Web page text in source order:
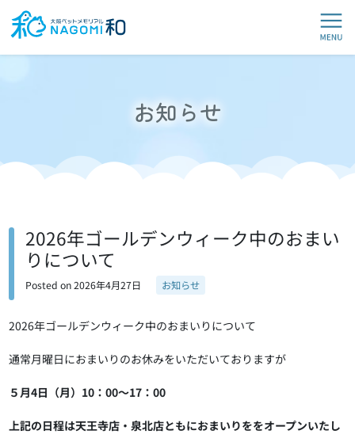
お知らせ
2026年ゴールデンウィーク中のおまい
りについて
Posted on2026年4月27日 お知らせ
2026年ゴールデンウィーク中のおまいりについて
通常月曜日におまいりのお休みをいただいておりますが
５月4日（月）10：00～17：00
上記の日程は天王寺店・泉北店ともにおまいりををオープンいたし